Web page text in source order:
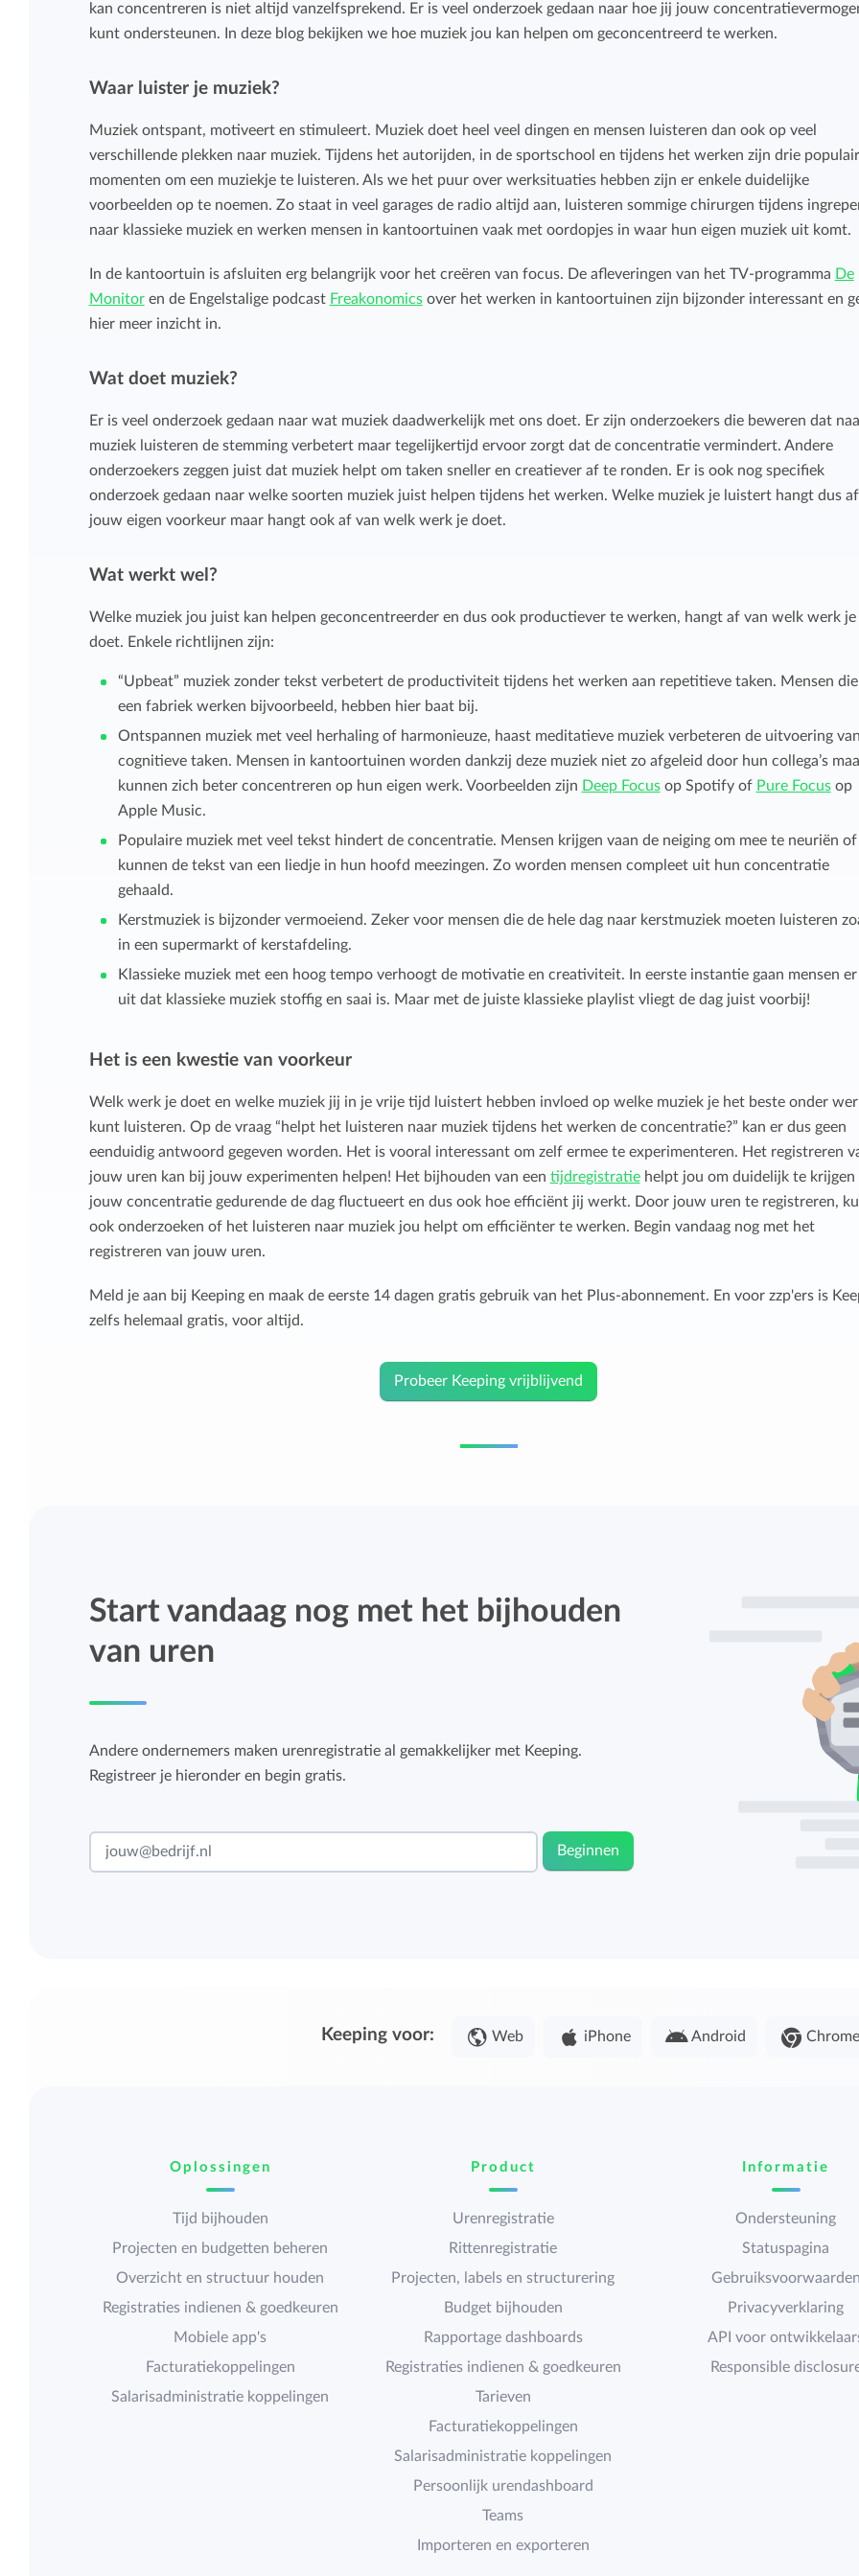
Overzicht en structuur houden
die bij jou en je organisatie past.
Eenvoudig uren factureren met bekende
Bekijk alle oplossingen
Deel Keeping precies in zoals bij je past.
Rapportage dashboards
Eenvoudig direct inzicht in de uren van je
Budget bijhouden
Houd grip op projecten met handige budget-
Facturatiekoppelingen
Eenvoudig uren factureren met bekende
boekhoudpakketten.
kan concentreren is niet altijd vanzelfsprekend. Er is veel onderzoek gedaan naar hoe jij jouw
kunt ondersteunen. In deze blog bekijken we hoe muziek jou kan helpen om geconcentreerd te werken.
Waar luister je muziek?
Muziek ontspant, motiveert en stimuleert. Muziek doet heel veel dingen en mensen luisteren dan ook op veel
verschillende plekken naar muziek. Tijdens het autorijden, in de sportschool en tijdens het werken zijn drie
momenten om een muziekje te luisteren. Als we het puur over werksituaties hebben zijn er enkele duidelijke
voorbeelden op te noemen. Zo staat in veel garages de radio altijd aan, luisteren sommige chirurgen tijdens
naar klassieke muziek en werken mensen in kantoortuinen vaak met oordopjes in waar hun eigen muziek uit komt.
In de kantoortuin is afsluiten erg belangrijk voor het creëren van focus. De afleveringen van het TV-programma De
Monitoren de Engelstalige podcast Freakonomicsover het werken in kantoortuinen zijn bijzonder interessant en
hier meer inzicht in.
Wat doet muziek?
Er is veel onderzoek gedaan naar wat muziek daadwerkelijk met ons doet. Er zijn onderzoekers die beweren dat
muziek luisteren de stemming verbetert maar tegelijkertijd ervoor zorgt dat de concentratie vermindert. Andere
onderzoekers zeggen juist dat muziek helpt om taken sneller en creatiever af te ronden. Er is ook nog specifiek
onderzoek gedaan naar welke soorten muziek juist helpen tijdens het werken. Welke muziek je luistert hangt dus
jouw eigen voorkeur maar hangt ook af van welk werk je doet.
Wat werkt wel?
Welke muziek jou juist kan helpen geconcentreerder en dus ook productiever te werken, hangt af van welk werk je
doet. Enkele richtlijnen zijn:
“Upbeat” muziek zonder tekst verbetert de productiviteit tijdens het werken aan repetitieve taken. Mensen
een fabriek werken bijvoorbeeld, hebben hier baat bij.
Ontspannen muziek met veel herhaling of harmonieuze, haast meditatieve muziek verbeteren de uitvoering
cognitieve taken. Mensen in kantoortuinen worden dankzij deze muziek niet zo afgeleid door hun collega’s
kunnen zich beter concentreren op hun eigen werk. Voorbeelden zijn Deep Focusop Spotify of Pure Focusop
Apple Music.
Populaire muziek met veel tekst hindert de concentratie. Mensen krijgen vaan de neiging om mee te neuriën of
kunnen de tekst van een liedje in hun hoofd meezingen. Zo worden mensen compleet uit hun concentratie
gehaald.
Kerstmuziek is bijzonder vermoeiend. Zeker voor mensen die de hele dag naar kerstmuziek moeten luisteren
in een supermarkt of kerstafdeling.
Klassieke muziek met een hoog tempo verhoogt de motivatie en creativiteit. In eerste instantie gaan mensen
uit dat klassieke muziek stoffig en saai is. Maar met de juiste klassieke playlist vliegt de dag juist voorbij!
Het is een kwestie van voorkeur
Welk werk je doet en welke muziek jij in je vrije tijd luistert hebben invloed op welke muziek je het beste onder
kunt luisteren. Op de vraag “helpt het luisteren naar muziek tijdens het werken de concentratie?” kan er dus geen
eenduidig antwoord gegeven worden. Het is vooral interessant om zelf ermee te experimenteren. Het registreren
jouw uren kan bij jouw experimenten helpen! Het bijhouden van een tijdregistratiehelpt jou om duidelijk te krijgen
jouw concentratie gedurende de dag fluctueert en dus ook hoe efficiënt jij werkt. Door jouw uren te registreren,
ook onderzoeken of het luisteren naar muziek jou helpt om efficiënter te werken. Begin vandaag nog met het
registreren van jouw uren.
Meld je aan bij Keeping en maak de eerste 14 dagen gratis gebruik van het Plus-abonnement. En voor zzp'ers is
zelfs helemaal gratis, voor altijd.
Probeer Keeping vrijblijvend
Start vandaag nog met het bijhouden
van uren
Andere ondernemers maken urenregistratie al gemakkelijker met Keeping.
Registreer je hieronder en begin gratis.
Beginnen
Keeping voor: Web iPhone Android Chrome
Oplossingen
Tijd bijhouden
Projecten en budgetten beheren
Overzicht en structuur houden
Registraties indienen & goedkeuren
Mobiele app's
Facturatiekoppelingen
Salarisadministratie koppelingen
Product
Urenregistratie
Rittenregistratie
Projecten, labels en structurering
Budget bijhouden
Rapportage dashboards
Registraties indienen & goedkeuren
Tarieven
Facturatiekoppelingen
Salarisadministratie koppelingen
Persoonlijk urendashboard
Teams
Importeren en exporteren
Informatie
Ondersteuning
Statuspagina
Privacyverklaring
API voor
Responsible